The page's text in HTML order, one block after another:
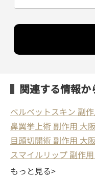
関連する情報か
ベルベットスキン 副
鼻翼挙上術 副作用 大
目頭切開術 副作用 大
スマイルリップ 副作
もっと見る>